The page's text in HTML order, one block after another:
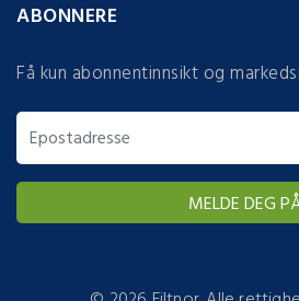
ABONNERE
Få kun abonnentinnsikt og